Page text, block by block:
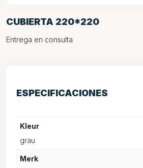
CUBIERTA 220*220
Entrega en consulta
ESPECIFICACIONES
Kleur
grau
Merk